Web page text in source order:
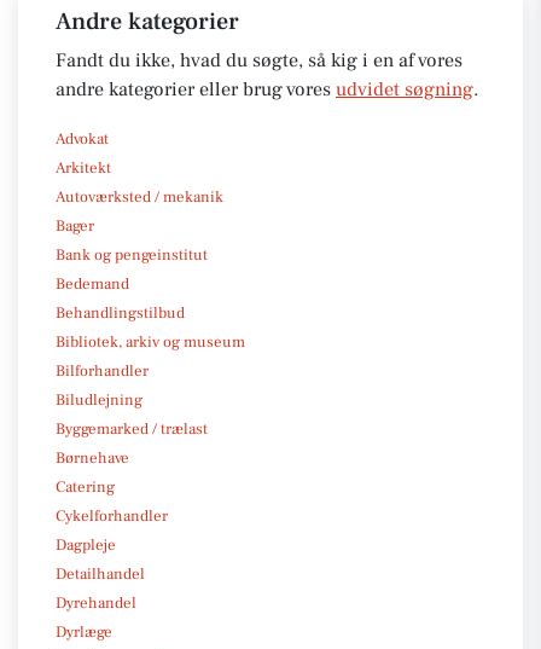
Andre kategorier
Fandt du ikke, hvad du søgte, så kig i en af vores
andre kategorier eller brug vores udvidet søgning.
Advokat
Arkitekt
Autoværksted / mekanik
Bager
Bank og pengeinstitut
Bedemand
Behandlingstilbud
Bibliotek, arkiv og museum
Bilforhandler
Biludlejning
Byggemarked / trælast
Børnehave
Catering
Cykelforhandler
Dagpleje
Detailhandel
Dyrehandel
Dyrlæge